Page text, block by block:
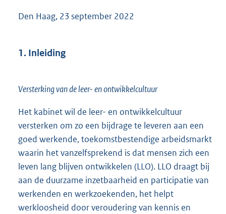
Den Haag, 23 september 2022
1. Inleiding
Versterking van de leer- en ontwikkelcultuur
Het kabinet wil de leer- en ontwikkelcultuur
versterken om zo een bijdrage te leveren aan een
goed werkende, toekomstbestendige arbeidsmarkt
waarin het vanzelfsprekend is dat mensen zich een
leven lang blijven ontwikkelen (LLO). LLO draagt bij
aan de duurzame inzetbaarheid en participatie van
werkenden en werkzoekenden, het helpt
werkloosheid door veroudering van kennis en